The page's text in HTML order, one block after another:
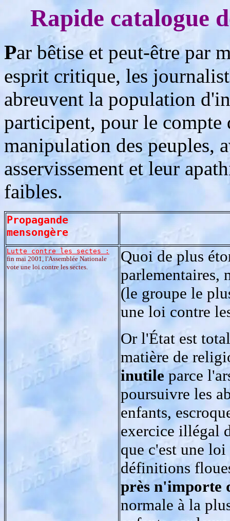
Rapide catalogue
Par bêtise et peut-être par
esprit critique, les
abreuvent la population
participent, pour le compte
manipulation des peuples,
asservissement et leur
faibles.
Propagande
mensongère
Lutte contre les sectes :
fin mai 2001, l'Assemblée Nationale
vote une loi contre les sectes.
Quoi de plus
parlementaires,
(le groupe le
une loi contre
Or l'État est
matière de
inutileparce
poursuivre les
enfants,
exercice illégal
que c'est une
définitions
près n'importe
normale à la